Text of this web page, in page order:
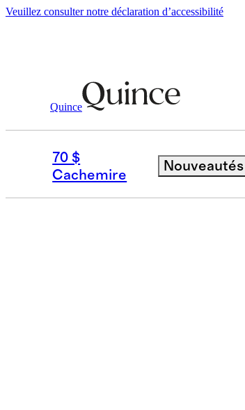
Veuillez consulter notre déclaration d’accessibilité
Quince
70 $
Cachemire
Nouveautés
Beauté Et Bien-Être /
VITAMINS &